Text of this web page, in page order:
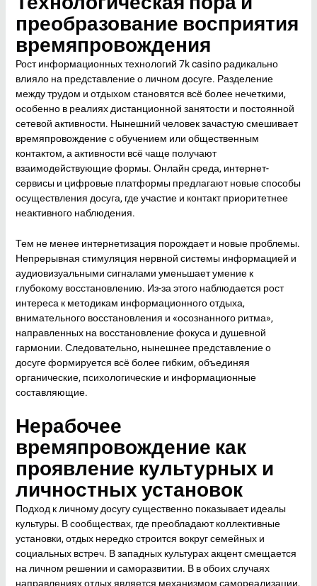
преобразование восприятия
времяпровождения
Рост информационных технологий 7k casino радикально
влияло на представление о личном досуге. Разделение
между трудом и отдыхом становятся всё более нечеткими,
особенно в реалиях дистанционной занятости и постоянной
сетевой активности. Нынешний человек зачастую смешивает
времяпровождение с обучением или общественным
контактом, а активности всё чаще получают
взаимодействующие формы. Онлайн среда, интернет-
сервисы и цифровые платформы предлагают новые способы
осуществления досуга, где участие и контакт приоритетнее
неактивного наблюдения.
Тем не менее интернетизация порождает и новые проблемы.
Непрерывная стимуляция нервной системы информацией и
аудиовизуальными сигналами уменьшает умение к
глубокому восстановлению. Из-за этого наблюдается рост
интереса к методикам информационного отдыха,
внимательного восстановления и «осознанного ритма»,
направленных на восстановление фокуса и душевной
гармонии. Следовательно, нынешнее представление о
досуге формируется всё более гибким, объединяя
органические, психологические и информационные
составляющие.
Нерабочее
времяпровождение как
проявление культурных и
личностных установок
Подход к личному досугу существенно показывает идеалы
культуры. В сообществах, где преобладают коллективные
установки, отдых нередко строится вокруг семейных и
социальных встреч. В западных культурах акцент смещается
на личном решении и саморазвитии. В в обоих случаях